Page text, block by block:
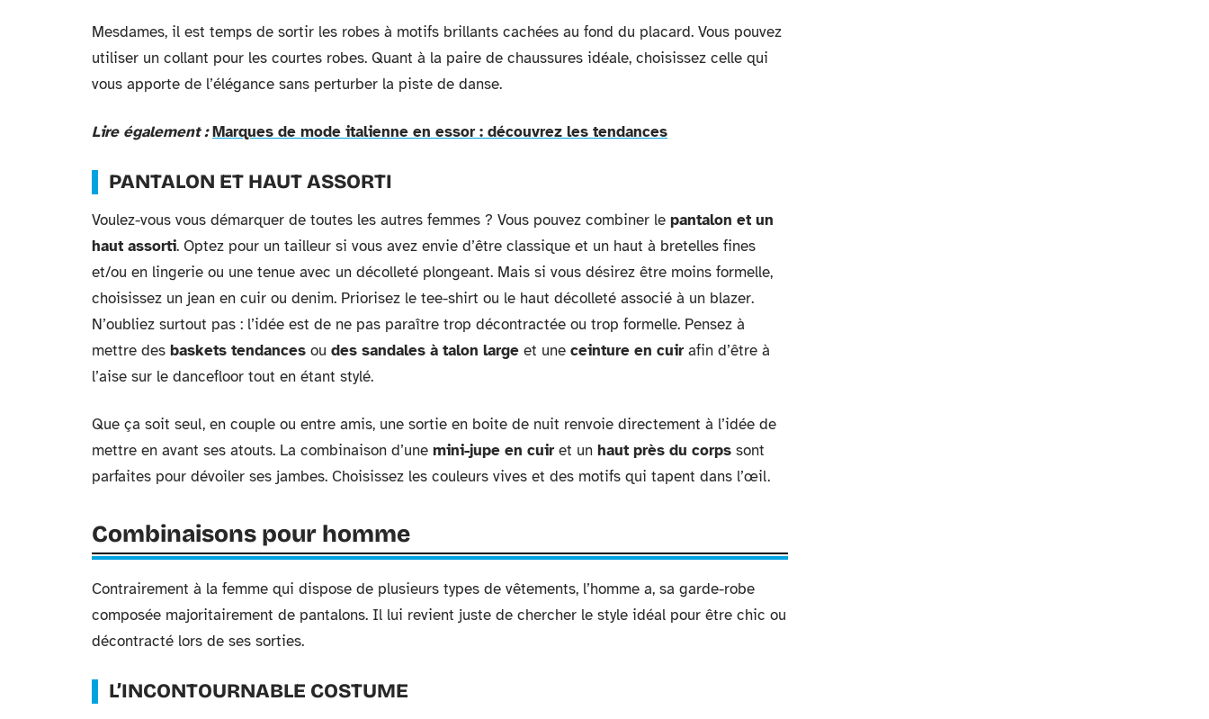
Mesdames, il est temps de sortir les robes à motifs brillants cachées au fond du placard. Vous pouvez
utiliser un collant pour les courtes robes. Quant à la paire de chaussures idéale, choisissez celle qui
vous apporte de l’élégance sans perturber la piste de danse.
Lire également : Marques de mode italienne en essor : découvrez les tendances
PANTALON ET HAUT ASSORTI
Voulez-vous vous démarquer de toutes les autres femmes ? Vous pouvez combiner le pantalon et un
haut assorti. Optez pour un tailleur si vous avez envie d’être classique et un haut à bretelles fines
et/ou en lingerie ou une tenue avec un décolleté plongeant. Mais si vous désirez être moins formelle,
choisissez un jean en cuir ou denim. Priorisez le tee-shirt ou le haut décolleté associé à un blazer.
N’oubliez surtout pas : l’idée est de ne pas paraître trop décontractée ou trop formelle. Pensez à
mettre des baskets tendances ou des sandales à talon large et une ceinture en cuir afin d’être à
l’aise sur le dancefloor tout en étant stylé.
Que ça soit seul, en couple ou entre amis, une sortie en boite de nuit renvoie directement à l’idée de
mettre en avant ses atouts. La combinaison d’une mini-jupe en cuir et un haut près du corps sont
parfaites pour dévoiler ses jambes. Choisissez les couleurs vives et des motifs qui tapent dans l’œil.
Combinaisons pour homme
Contrairement à la femme qui dispose de plusieurs types de vêtements, l’homme a, sa garde-robe
composée majoritairement de pantalons. Il lui revient juste de chercher le style idéal pour être chic ou
décontracté lors de ses sorties.
L’INCONTOURNABLE COSTUME